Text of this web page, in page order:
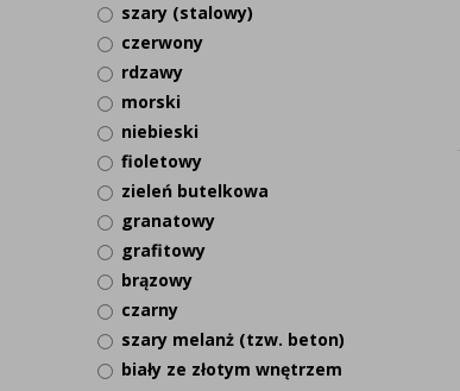
szary (stalowy)
czerwony
rdzawy
morski
niebieski
fioletowy
zieleń butelkowa
granatowy
grafitowy
brązowy
czarny
szary melanż (tzw. beton)
biały ze złotym wnętrzem